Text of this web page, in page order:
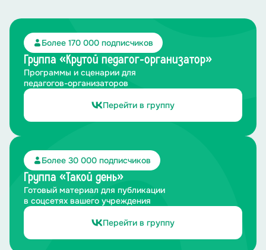
Более 170 000 подписчиков
Группа «Крутой педагог-организатор»
Программы и сценарии для
педагогов-организаторов
Перейти в группу
Более 30 000 подписчиков
Группа «Такой день»
Готовый материал для публикации
в соцсетях вашего учреждения
Перейти в группу